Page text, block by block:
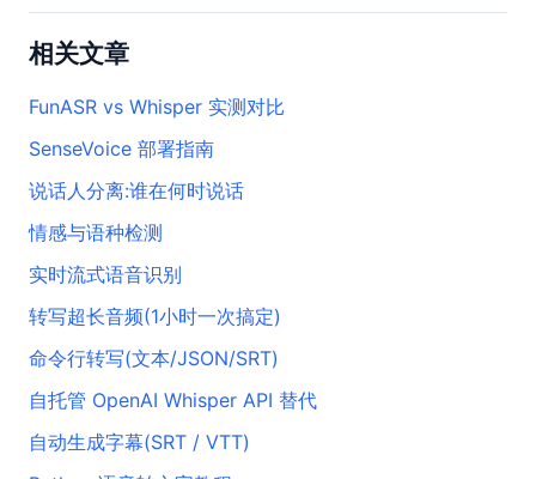
相关文章
FunASR vs Whisper 实测对比
SenseVoice 部署指南
说话人分离:谁在何时说话
情感与语种检测
实时流式语音识别
转写超长音频(1小时一次搞定)
命令行转写(文本/JSON/SRT)
自托管 OpenAI Whisper API 替代
自动生成字幕(SRT / VTT)